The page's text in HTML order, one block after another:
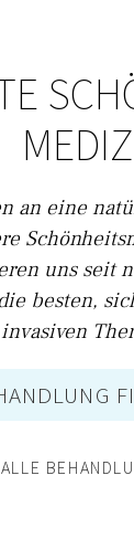
an eine
uns seit
besten,
invasiven
ALLE